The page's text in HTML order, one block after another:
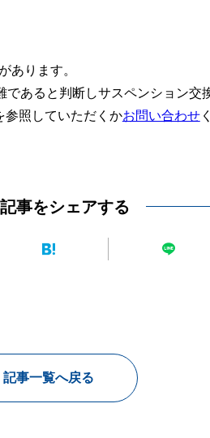
あります。
あると判断しサスペンション交
参照していただくかお問い合わせ
事をシェアする
記事一覧へ戻る